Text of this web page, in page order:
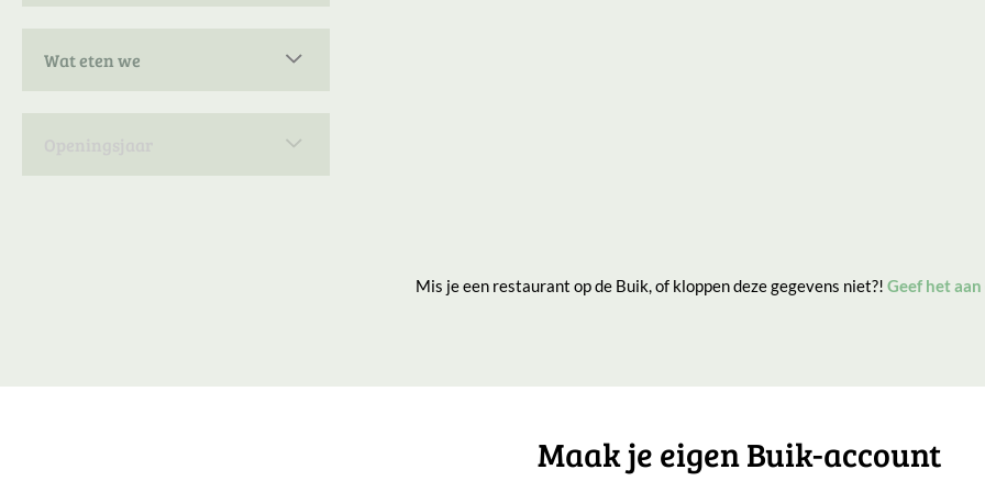
Wat eten we
Mis je een restaurant op de Buik, of kloppen deze gegevens niet?! Geef het
Maak je eigen Buik-account